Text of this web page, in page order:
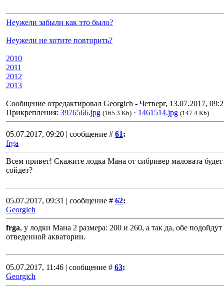
Неужели забыли как это было?
Неужели не хотите повторить?
2010
2011
2012
2013
Сообщение отредактировал Georgich - Четверг, 13.07.2017,
Прикрепления: 3976566.jpg (165.3 Kb) · 1461514.jpg (147.4 Kb)
05.07.2017, 09:20 | сообщение # 61:
frga
Всем привет! Скажите лодка Мана от сибривер маловата
сойдет?
05.07.2017, 09:31 | сообщение # 62:
Georgich
frga, у лодки Мана 2 размера: 200 и 260, а так да, обе подойдут
отведенной акватории.
05.07.2017, 11:46 | сообщение # 63:
Georgich